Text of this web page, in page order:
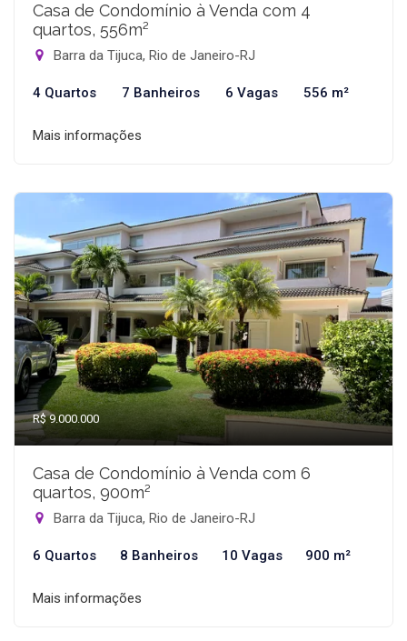
Casa de Condomínio à Venda com 4
quartos, 556m²
Barra da Tijuca, Rio de Janeiro-RJ
4 Quartos 7 Banheiros 6 Vagas 556 m²
Mais informações
R$ 9.000.000
Casa de Condomínio à Venda com 6
quartos, 900m²
Barra da Tijuca, Rio de Janeiro-RJ
6 Quartos 8 Banheiros 10 Vagas 900 m²
Mais informações